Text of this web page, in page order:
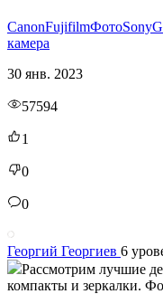
CanonFujifilmФотоSony
камера
30 янв. 2023
57594
1
0
0
Георгий Георгиев 6
Рассмотрим лучшие
компакты и зеркалки.